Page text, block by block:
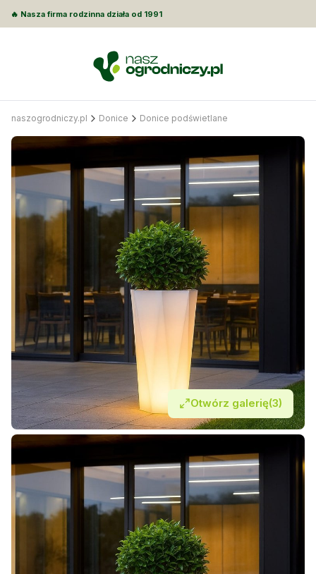
🔥 Nasza firma rodzinna działa od 1991
naszogrodniczy.pl Donice Donice podświetlane
Otwórz galerię(3)